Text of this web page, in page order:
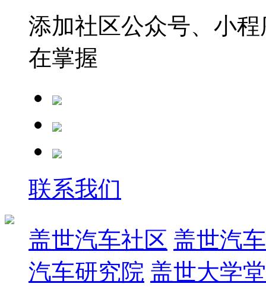
添加社区公众号、小
在掌握
联系我们
盖世汽车社区 盖世汽
汽车研究院 盖世大学堂